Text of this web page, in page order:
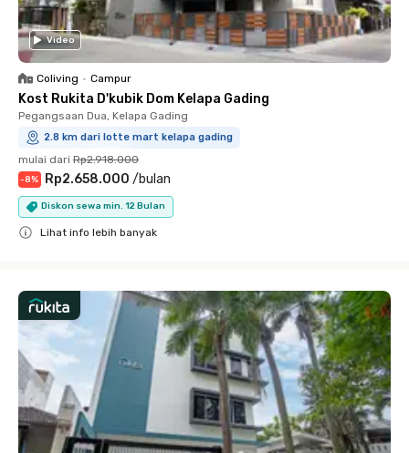
Video
Coliving • Campur
Kost Rukita D'kubik Dom Kelapa Gading
Pegangsaan Dua, Kelapa Gading
2.8 km dari lotte mart kelapa gading
mulai dari Rp2.918.000
-8% Rp2.658.000 /bulan
Diskon sewa min. 12 Bulan
Lihat info lebih banyak